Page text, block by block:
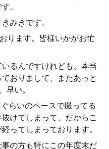
。
みきです。
ります。皆様いかがお忙
るんですけれども、本当
おりまして、またあっと
早い。
らいのペースで撮ってる
けてしまって、だからこ
ってしまっております。
の方も特にこの年度末だ